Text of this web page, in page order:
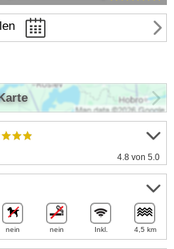
4.8 von 5.0
nein nein Inkl. 4,5 km